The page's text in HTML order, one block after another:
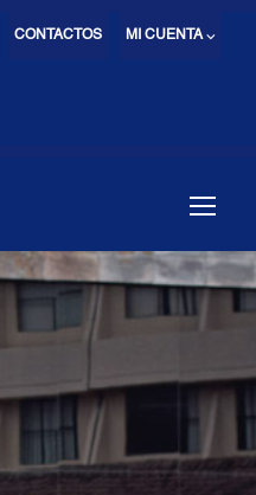
MI CUENTA ⌵
CONTACTOS